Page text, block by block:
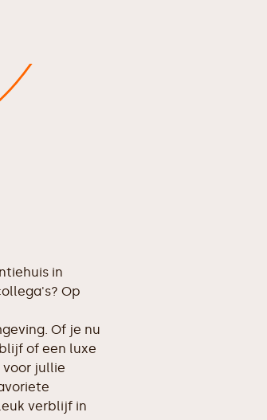
in
Op
Of je nu
of een luxe
jullie
verblijf in